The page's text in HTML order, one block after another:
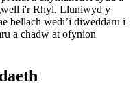
i'r Rhyl. Lluniwyd y
bellach wedi’i diweddaru i
a chadw at ofynion